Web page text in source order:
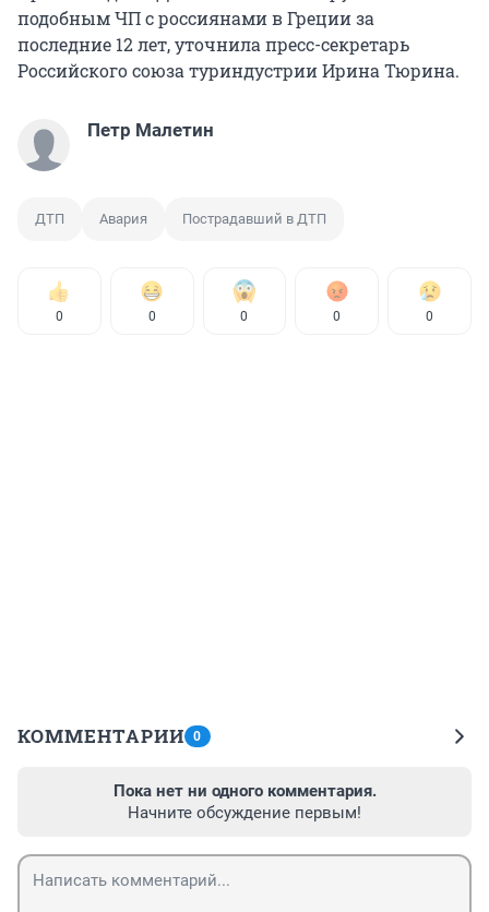
подобным ЧП с россиянами в Греции за
последние 12 лет, уточнила пресс-секретарь
Российского союза туриндустрии Ирина Тюрина.
Петр Малетин
ДТП Авария Пострадавший в ДТП
0 0 0 0 0
КОММЕНТАРИИ 0
Пока нет ни одного комментария.
Начните обсуждение первым!